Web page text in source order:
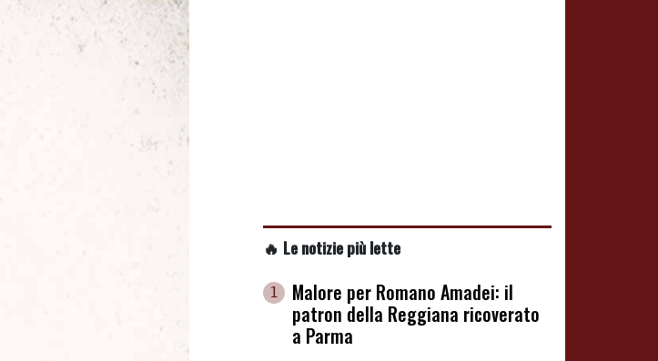
🔥 Le notizie più lette
1
Malore per Romano Amadei: il
patron della Reggiana ricoverato
a Parma